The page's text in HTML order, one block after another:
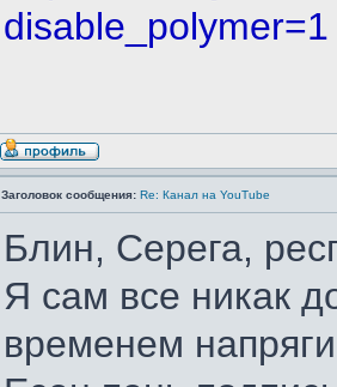
disable_polymer=1
Заголовок сообщения: Re: Канал на YouTube
Блин, Серега,
Я сам все никак
временем